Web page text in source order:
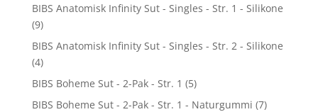
BIBS Anatomisk Infinity Sut - Singles - Str. 1 - Silikone
(9)
BIBS Anatomisk Infinity Sut - Singles - Str. 2 - Silikone
(4)
BIBS Boheme Sut - 2-Pak - Str. 1 (5)
BIBS Boheme Sut - 2-Pak - Str. 1 - Naturgummi (7)